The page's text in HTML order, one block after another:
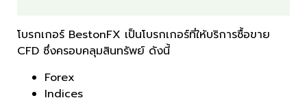
โบรกเกอร์ BestonFX เป็นโบรกเกอร์ที่ให้บริการซื้อขาย
CFD ซึ่งครอบคลุมสินทรัพย์ ดังนี้
Forex
Indices